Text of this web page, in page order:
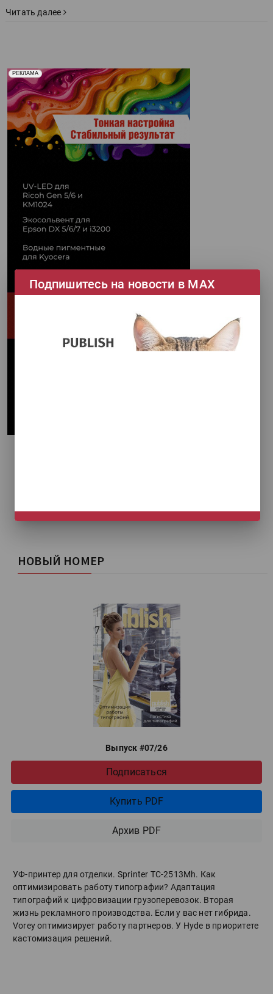
Читать далее
РЕКЛАМА
Реклама. Рекламодатель ООО "Передовые Системы
Печати" erid: 2SDnjd2d4Qz
НОВЫЙ НОМЕР
Выпуск #07/26
Подписаться
Купить PDF
Архив PDF
УФ-принтер для отделки. Sprinter ТС-2513Mh. Как
оптимизировать работу типографии? Адаптация
типографий к цифровизации грузоперевозок. Вторая
жизнь рекламного производства. Если у вас нет гибрида.
Vorey оптимизирует работу партнеров. У Hyde в приоритете
кастомизация решений.